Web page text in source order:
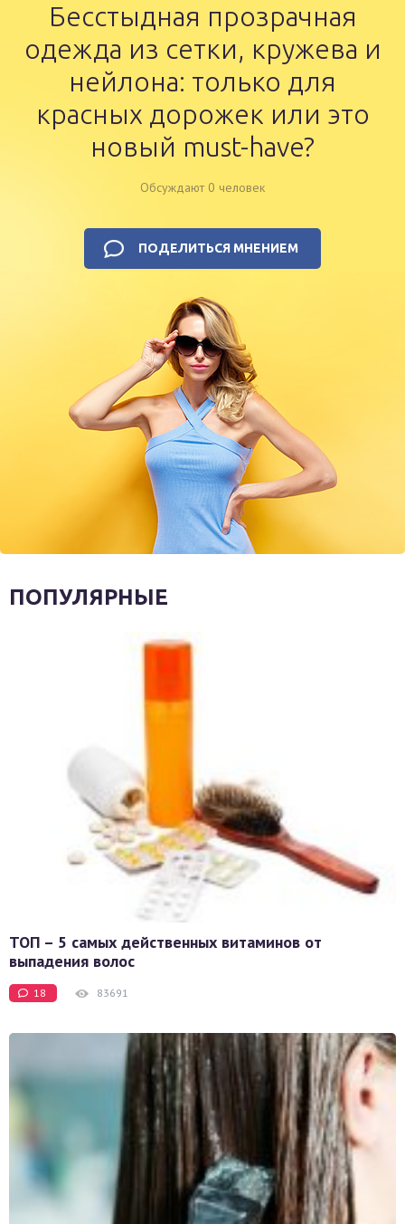
Бесстыдная прозрачная
одежда из сетки, кружева и
нейлона: только для
красных дорожек или это
новый must-have?
Обсуждают 0 человек
ПОДЕЛИТЬСЯ МНЕНИЕМ
ПОПУЛЯРНЫЕ
ТОП – 5 самых действенных витаминов от
выпадения волос
18 83691